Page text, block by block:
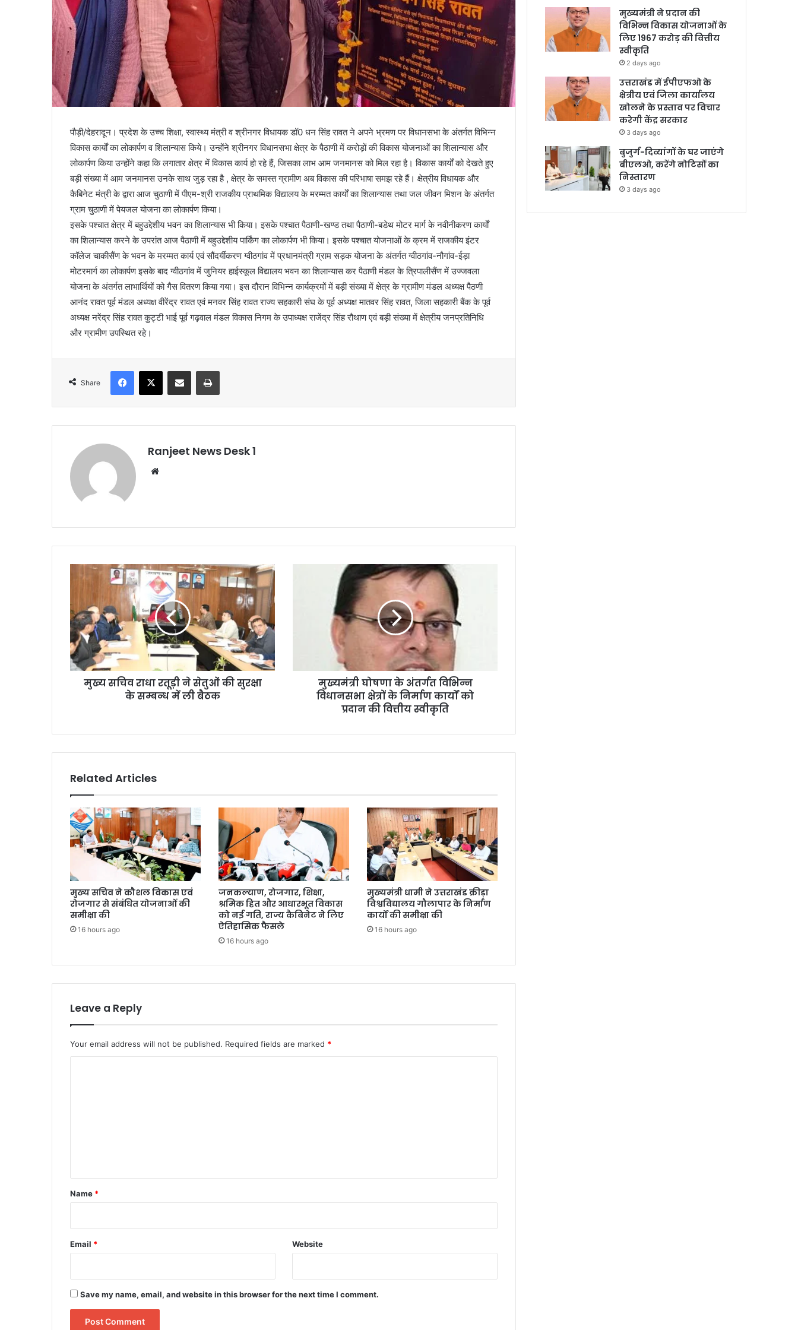
पौड़ी/देहरादून। प्रदेश के उच्च शिक्षा, स्वास्थ्य मंत्री व श्रीनगर विधायक डॉ0 धन सिंह रावत ने अपने भ्रमण पर विधानसभा के अंतर्गत विभिन्न
विकास कार्यों का लोकार्पण व शिलान्यास किये। उन्होंने श्रीनगर विधानसभा क्षेत्र के पैठाणी में करोड़ों की विकास योजनाओं का शिलान्यास और
लोकार्पण किया उन्होंने कहा कि लगातार क्षेत्र में विकास कार्य हो रहे हैं, जिसका लाभ आम जनमानस को मिल रहा है। विकास कार्यों को देखते हुए
बड़ी संख्या में आम जनमानस उनके साथ जुड़ रहा है , क्षेत्र के समस्त ग्रामीण अब विकास की परिभाषा समझ रहे हैं। क्षेत्रीय विधायक और
कैबिनेट मंत्री के द्वारा आज चुठाणी में पीएम-श्री राजकीय प्राथमिक विद्यालय के मरम्मत कार्यों का शिलान्यास तथा जल जीवन मिशन के अंतर्गत
ग्राम चुठाणी में पेयजल योजना का लोकार्पण किया।
इसके पश्चात क्षेत्र में बहुउद्देशीय भवन का शिलान्यास भी किया। इसके पश्चात पैठाणी-खण्ड तथा पैठाणी-बडेथ मोटर मार्ग के नवीनीकरण कार्यों
का शिलान्यास करने के उपरांत आज पैठाणी में बहुउद्देशीय पार्किंग का लोकार्पण भी किया। इसके पश्चात योजनाओं के क्रम में राजकीय इंटर
कॉलेज चाकीसैंण के भवन के मरम्मत कार्य एवं सौंदर्यीकरण ग्वीठगांव में प्रधानमंत्री ग्राम सड़क योजना के अंतर्गत ग्वीठगांव-नौगांव-ईड़ा
मोटरमार्ग का लोकार्पण इसके बाद ग्वीठगांव में जुनियर हाईस्कूल विद्यालय भवन का शिलान्यास कर पैठाणी मंडल के त्रिपालीसैंण में उज्जवला
योजना के अंतर्गत लाभार्थियों को गैस वितरण किया गया। इस दौरान विभिन्न कार्यक्रमों में बड़ी संख्या में क्षेत्र के ग्रामीण मंडल अध्यक्ष पैठणी
आनंद रावत पूर्व मंडल अध्यक्ष वीरेंद्र रावत एवं मनवर सिंह रावत राज्य सहकारी संघ के पूर्व अध्यक्ष मातवर सिंह रावत, जिला सहकारी बैंक के पूर्व
अध्यक्ष नरेंद्र सिंह रावत कुट्टी भाई पूर्व गढ़वाल मंडल विकास निगम के उपाध्यक्ष राजेंद्र सिंह रौथाण एवं बड़ी संख्या में क्षेत्रीय जनप्रतिनिधि
और ग्रामीण उपस्थित रहे।
Share
Ranjeet News Desk 1
मुख्य सचिव राधा रतूड़ी ने सेतुओं की सुरक्षा
के सम्बन्ध में ली बैठक
मुख्यमंत्री घोषणा के अंतर्गत विभिन्न
विधानसभा क्षेत्रों के निर्माण कार्यों को
प्रदान की वित्तीय स्वीकृति
Related Articles
मुख्य सचिव ने कौशल विकास एवं
रोजगार से संबंधित योजनाओं की
समीक्षा की
16 hours ago
जनकल्याण, रोजगार, शिक्षा,
श्रमिक हित और आधारभूत विकास
को नई गति, राज्य कैबिनेट ने लिए
ऐतिहासिक फैसले
16 hours ago
मुख्यमंत्री धामी ने उत्तराखंड क्रीड़ा
विश्वविद्यालय गौलापार के निर्माण
कार्यों की समीक्षा की
16 hours ago
Leave a Reply
Your email address will not be published. Required fields are marked *
*
Name *
Email * Website
Save my name, email, and website in this browser for the next time I comment.
मुख्यमंत्री ने प्रदान की
विभिन्न विकास योजनाओं के
लिए 1967 करोड़ की वित्तीय
स्वीकृति
2 days ago
उत्तराखंड में ईपीएफओ के
क्षेत्रीय एवं जिला कार्यालय
खोलने के प्रस्ताव पर विचार
करेगी केंद्र सरकार
3 days ago
बुजुर्ग-दिव्यांगों के घर जाएंगे
बीएलओ, करेंगे नोटिसों का
निस्तारण
3 days ago